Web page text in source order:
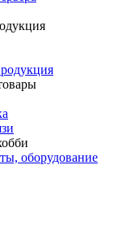
оборудование